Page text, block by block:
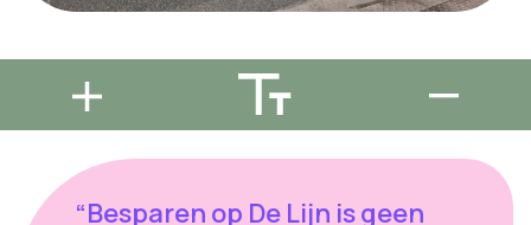
“Besparen op De Lijn is geen